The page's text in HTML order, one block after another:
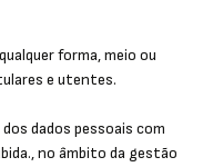
forma, meio ou
e utentes.
dados pessoais com
no âmbito da gestão